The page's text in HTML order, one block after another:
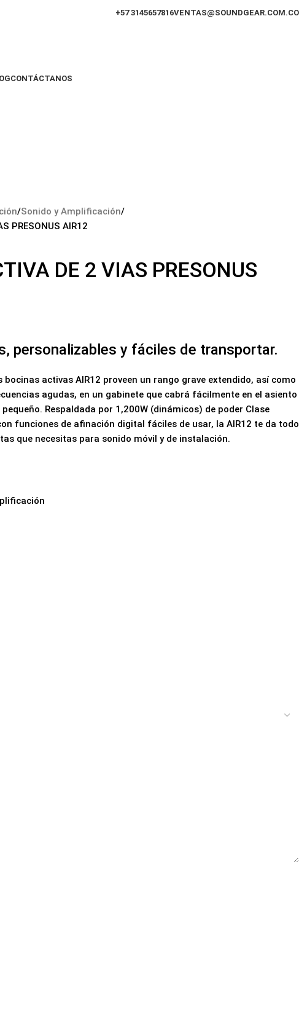
+57 3145657816VENTAS@SOUNDGEAR.COM.CO
CONTÁCTANOS
Sonido y Amplificación
PRESONUS AIR12
DE 2 VIAS PRESONUS
personalizables y fáciles de transportar.
bocinas activas AIR12 proveen un rango grave extendido, así como
agudas, en un gabinete que cabrá fácilmente en el asiento
Respaldada por 1,200W (dinámicos) de poder Clase
funciones de afinación digital fáciles de usar, la AIR12 te da todo
que necesitas para sonido móvil y de instalación.